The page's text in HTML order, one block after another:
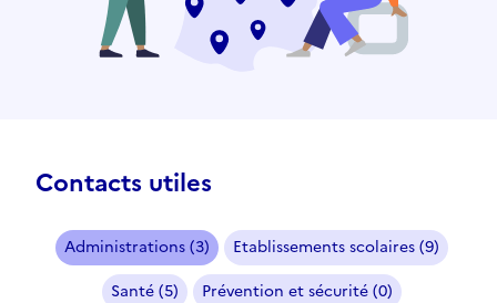
Contacts utiles
Administrations (3)
Etablissements scolaires (9)
Santé (5)
Prévention et sécurité (0)